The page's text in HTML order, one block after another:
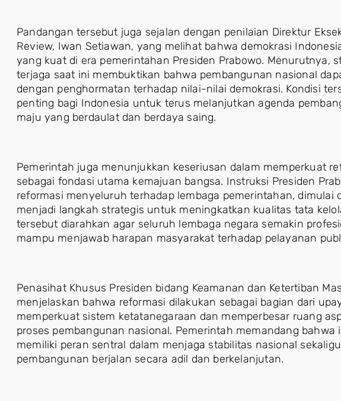
Pandangan tersebut juga sejalan dengan penilaian Direktur
Review, Iwan Setiawan, yang melihat bahwa demokrasi
yang kuat di era pemerintahan Presiden Prabowo. Menurutnya,
terjaga saat ini membuktikan bahwa pembangunan nasional
dengan penghormatan terhadap nilai-nilai demokrasi. Kondisi
penting bagi Indonesia untuk terus melanjutkan agenda
maju yang berdaulat dan berdaya saing.
Pemerintah juga menunjukkan keseriusan dalam memperkuat
sebagai fondasi utama kemajuan bangsa. Instruksi Presiden
reformasi menyeluruh terhadap lembaga pemerintahan, dimulai
menjadi langkah strategis untuk meningkatkan kualitas tata
tersebut diarahkan agar seluruh lembaga negara semakin
mampu menjawab harapan masyarakat terhadap pelayanan
Penasihat Khusus Presiden bidang Keamanan dan Ketertiban
menjelaskan bahwa reformasi dilakukan sebagai bagian dari
memperkuat sistem ketatanegaraan dan memperbesar ruang
proses pembangunan nasional. Pemerintah memandang
memiliki peran sentral dalam menjaga stabilitas nasional
pembangunan berjalan secara adil dan berkelanjutan.